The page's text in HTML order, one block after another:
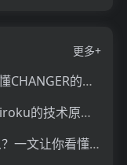
更多+
CHANGER是什么？一文让你看懂CHANGER的技术原理、主要功能、应用场景
Kiroku是什么？一文让你看懂Kiroku的技术原理、主要功能、应用场景
Vision Search Assistant是什么？一文让你看懂Vision Search Assistant的技术原理、主要功能、应用场景